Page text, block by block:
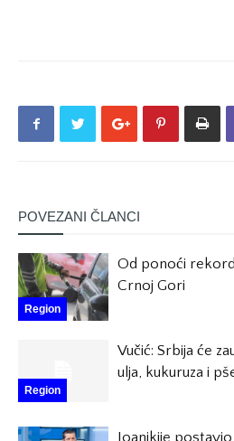
POVEZANI ČLANCI
Region
Od ponoći
Crnoj Gori
Region
Vučić: Srbija će
ulja, kukuruza i
Joanikije